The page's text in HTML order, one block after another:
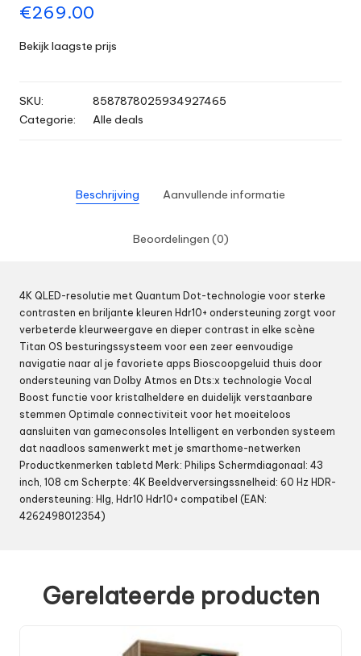
€269.00
Bekijk laagste prijs
SKU:
8587878025934927465
Categorie:
Alle deals
Beschrijving Aanvullende informatie
Beoordelingen (0)
4K QLED-resolutie met Quantum Dot-technologie voor sterke
contrasten en briljante kleuren Hdr10+ ondersteuning zorgt voor
verbeterde kleurweergave en dieper contrast in elke scène
Titan OS besturingssysteem voor een zeer eenvoudige
navigatie naar al je favoriete apps Bioscoopgeluid thuis door
ondersteuning van Dolby Atmos en Dts:x technologie Vocal
Boost functie voor kristalheldere en duidelijk verstaanbare
stemmen Optimale connectiviteit voor het moeiteloos
aansluiten van gameconsoles Intelligent en verbonden systeem
dat naadloos samenwerkt met je smarthome-netwerken
Productkenmerken tabletd Merk: Philips Schermdiagonaal: 43
inch, 108 cm Scherpte: 4K Beeldverversingssnelheid: 60 Hz HDR-
ondersteuning: Hlg, Hdr10 Hdr10+ compatibel (EAN:
4262498012354)
Gerelateerde producten